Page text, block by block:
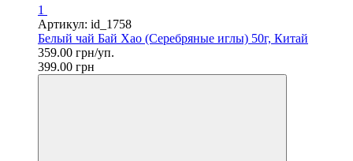
1
Артикул: id_1758
Белый чай Бай Хао (Серебряные иглы) 50г, Китай
359.00 грн/уп.
399.00 грн